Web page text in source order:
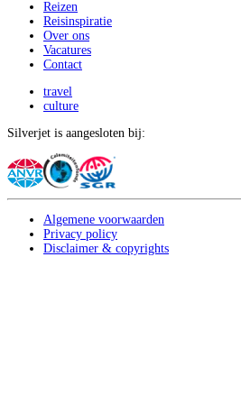
Reizen
Reisinspiratie
Over ons
Vacatures
Contact
travel
culture
Silverjet is aangesloten bij:
Algemene voorwaarden
Privacy policy
Disclaimer & copyrights